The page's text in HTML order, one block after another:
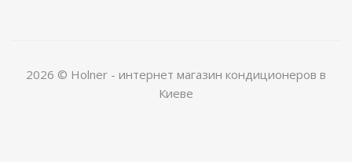
2026 © Holner - интернет магазин кондиционеров в
Киеве